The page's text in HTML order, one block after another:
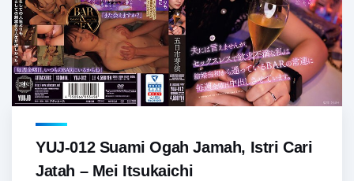
YUJ-012 Suami Ogah Jamah, Istri Cari
Jatah – Mei Itsukaichi